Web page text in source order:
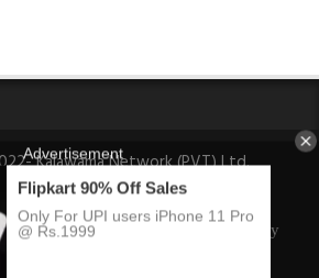
Kalawama Network (PVT) Ltd.
Checking Policy Privacy Policy
Funding, and Advertising Policy
Policy